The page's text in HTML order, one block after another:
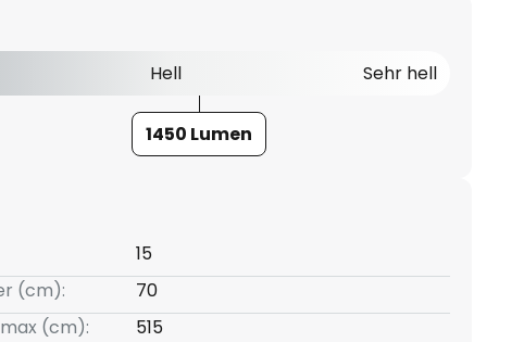
Hell Sehr hell
1450 Lumen
15
(cm):
70
(cm):
515